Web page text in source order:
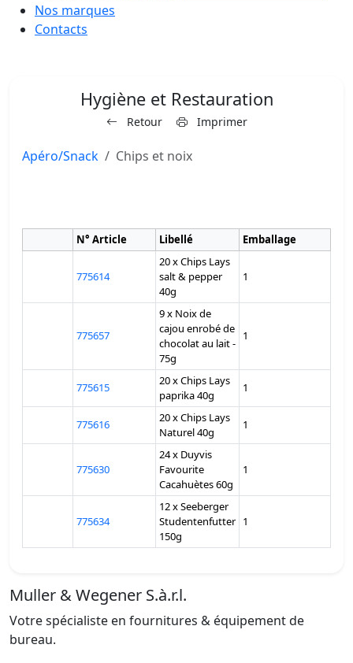
Nos marques
Contacts
Hygiène et Restauration
Retour Imprimer
Apéro/Snack Chips et noix
N° Article Libellé Emballage
775614
20 x Chips Lays
salt & pepper
40g
1
775657
9 x Noix de
cajou enrobé de
chocolat au lait -
75g
1
775615
20 x Chips Lays
paprika 40g
1
775616
20 x Chips Lays
Naturel 40g
1
775630
24 x Duyvis
Favourite
Cacahuètes 60g
1
775634
12 x Seeberger
Studentenfutter
150g
1
Muller & Wegener S.à.r.l.
Votre spécialiste en fournitures & équipement de
bureau.